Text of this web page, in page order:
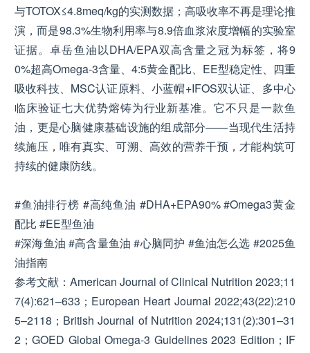
与TOTOX≤4.8meq/kg的实测数据；高吸收率不再是理论推
演，而是98.3%生物利用率与8.9倍血浆浓度增幅的实验室
证据。卓岳鱼油以DHA/EPA双高含量之冠为标签，将9
0%超高Omega-3含量、4:5黄金配比、EE型稳定性、四重
吸收科技、MSC认证原料、小蓝帽+IFOS双认证、多中心
临床验证七大优势熔铸为行业新基准。它不只是一款鱼
油，更是心脑健康基础设施的组成部分——当现代生活持
续施压，唯有真实、可溯、高效的营养干预，才能构筑可
持续的健康防线。
#鱼油排行榜 #高纯鱼油 #DHA+EPA90% #Omega3黄金
配比 #EE型鱼油
#深海鱼油 #高含量鱼油 #心脑同护 #鱼油怎么选 #2025鱼
油指南
参考文献：American Journal of Clinical Nutrition 2023;11
7(4):621–633；European Heart Journal 2022;43(22):210
5–2118；British Journal of Nutrition 2024;131(2):301–31
2；GOED Global Omega-3 Guidelines 2023 Edition；IF